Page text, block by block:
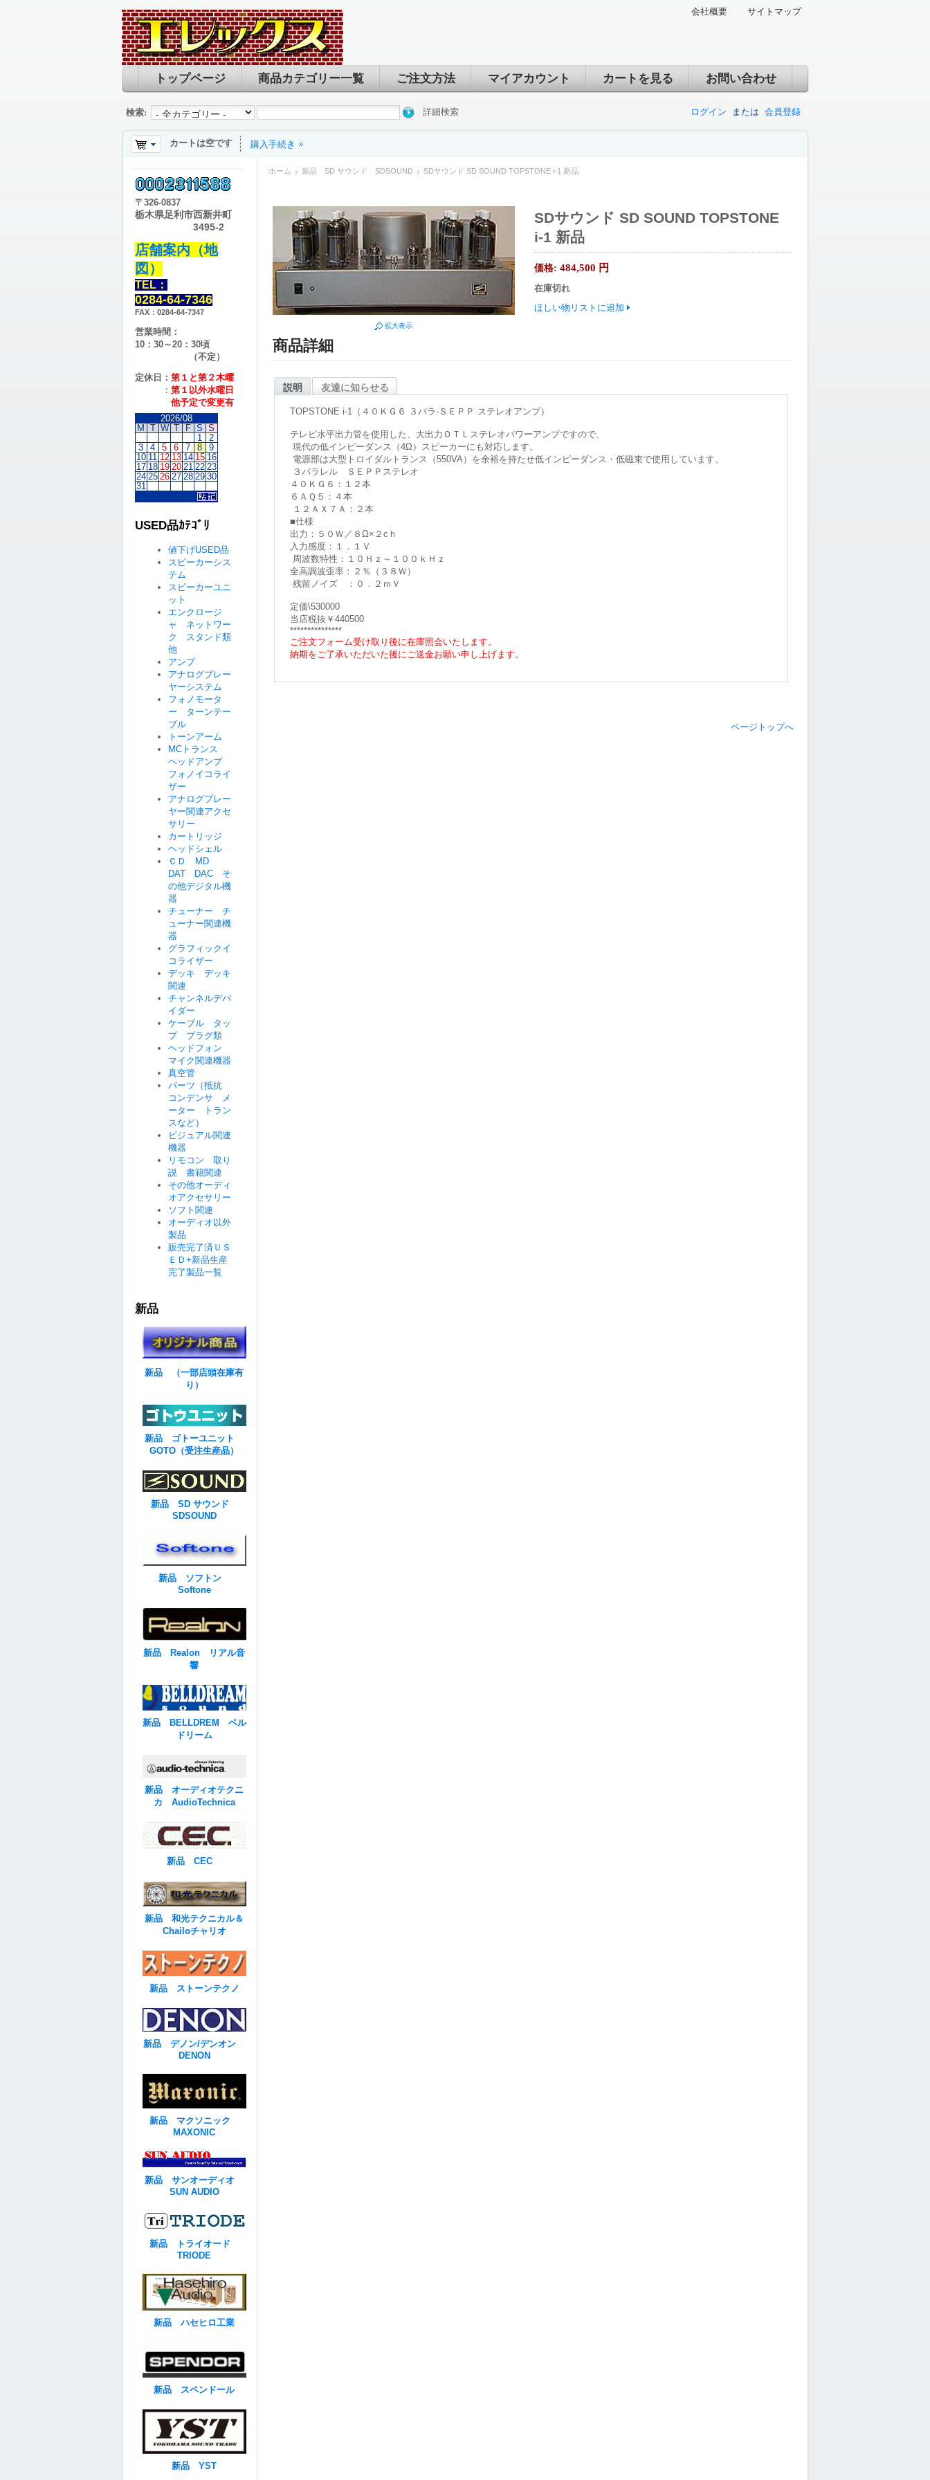
会社概要 サイトマップ
トップページ 商品カテゴリー一覧 ご注文方法 マイアカウント カートを見る お問い合わせ
ログイン または 会員登録
検索: 詳細検索
カートは空です 購入手続き
ホーム 新品 SD サウンド SDSOUND SDサウンド SD SOUND TOPSTONE i-1 新品
拡大表示
SDサウンド SD SOUND TOPSTONE
i-1 新品
価格: 484,500 円
在庫切れ
ほしい物リストに追加
商品詳細
説明 友達に知らせる
TOPSTONE i-1（４０ＫＧ６ ３パラ-ＳＥＰＰ ステレオアンプ）
テレビ水平出力管を使用した、大出力ＯＴＬステレオパワーアンプですので、
現代の低インピーダンス（4Ω）スピーカーにも対応します。
電源部は大型トロイダルトランス（550VA）を余裕を持たせ低インピーダンス・低磁束で使用しています。
３パラレル ＳＥＰＰステレオ
４０ＫＧ６：１２本
６ＡＱ５：４本
１２ＡＸ７Ａ：２本
■仕様
出力：５０Ｗ／８Ω×２cｈ
入力感度：１．１Ｖ
周波数特性：１０Ｈｚ～１００ｋＨｚ
全高調波歪率：２％（３８Ｗ）
残留ノイズ ：０．２ｍＶ
定価\530000
当店税抜￥440500
***************
ご注文フォーム受け取り後に在庫照会いたします。
納期をご了承いただいた後にご送金お願い申し上げます。
ページトップへ
〒 326-0837
栃木県足利市西新井町
3495-2
店舗案内（地
図）
TEL：
0284-64-7346
FAX：0284-64-7347
営業時間：
10：30～20：30頃
（不定）
定休日： 第１と第２木曜
： 第１以外水曜日
他予定で変更有
2026/08
M
T W T F S S
1
2
3
4 5 6 7 8
9
10 11 12 13 14 15 16
17 18 19 20 21 22 23
24 25 26 27 28 29 30
31
USED品ｶﾃｺﾞﾘ
値下げUSED品
スピーカーシス
テム
スピーカーユニ
ット
エンクロージ
ャ ネットワー
ク スタンド類
他
アンプ
アナログプレー
ヤーシステム
フォノモータ
ー ターンテー
ブル
トーンアーム
MCトランス
ヘッドアンプ
フォノイコライ
ザー
アナログプレー
ヤー関連アクセ
サリー
カートリッジ
ヘッドシェル
ＣＤ MD
DAT DAC そ
の他デジタル機
器
チューナー チ
ューナー関連機
器
グラフィックイ
コライザー
デッキ デッキ
関連
チャンネルデバ
イダー
ケーブル タッ
プ プラグ類
ヘッドフォン
マイク関連機器
真空管
パーツ（抵抗
コンデンサ メ
ーター トラン
スなど）
ビジュアル関連
機器
リモコン 取り
説 書籍関連
その他オーディ
オアクセサリー
ソフト関連
オーディオ以外
製品
販売完了済ＵＳ
ＥＤ+新品生産
完了製品一覧
新品
新品 （一部店頭在庫有
り）
新品 ゴトーユニット
GOTO（受注生産品）
新品 SD サウンド
SDSOUND
新品 ソフトン
Softone
新品 Realon リアル音
響
新品 BELLDREM ベル
ドリーム
新品 オーディオテクニ
カ AudioTechnica
新品 CEC
新品 和光テクニカル＆
Chailoチャリオ
新品 ストーンテクノ
新品 デノン/デンオン
DENON
新品 マクソニック
MAXONIC
新品 サンオーディオ
SUN AUDIO
新品 トライオード
TRIODE
新品 ハセヒロ工業
新品 スペンドール
新品 YST